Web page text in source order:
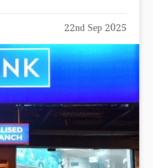
22nd Sep 2025